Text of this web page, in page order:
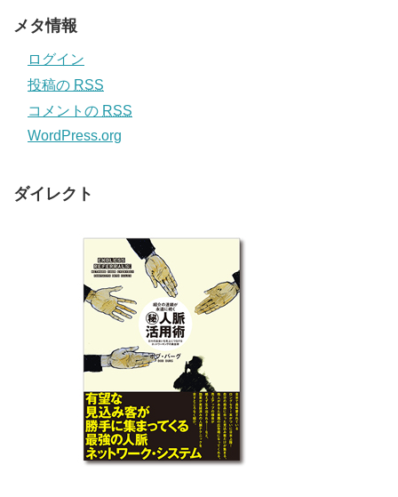
メタ情報
ログイン
投稿の RSS
コメントの RSS
WordPress.org
ダイレクト